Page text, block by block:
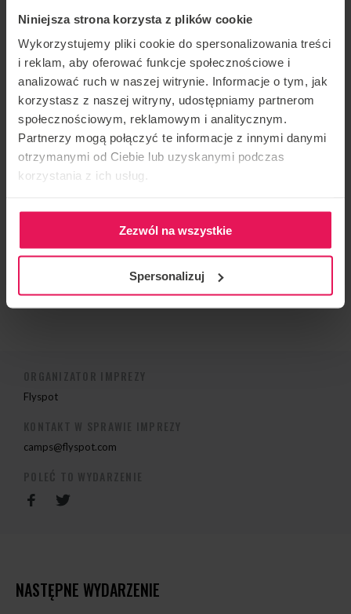
Niniejsza strona korzysta z plików cookie
Wykorzystujemy pliki cookie do spersonalizowania treści
i reklam, aby oferować funkcje społecznościowe i
analizować ruch w naszej witrynie. Informacje o tym, jak
korzystasz z naszej witryny, udostępniamy partnerom
społecznościowym, reklamowym i analitycznym.
Partnerzy mogą połączyć te informacje z innymi danymi
otrzymanymi od Ciebie lub uzyskanymi podczas
korzystania z ich usług.
Zezwól na wszystkie
Spersonalizuj
przyjaciół
Nie wierzę, że nie masz jakichś, jeśli
jesteś spadochroniarzem
Będziemy latać w ciągu dnia (od 9:00 do maksymalnie
21:00).
Camp rozpoczyna się w piątek o 12:00, więc musisz
przybyć do 11:30. Ostatnia sesja kończy się w
niedzielę o 18:00.
Wszystkie poziomy latania są mile widziane.
początkujący
Więcej informacji:radek@tunneltime.net.
Flyspot
camps@flyspot.com
NASTĘPNE WYDARZENIE